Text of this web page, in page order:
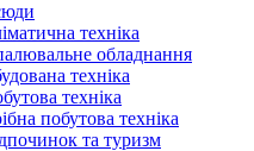
техніка
обладнання
техніка
техніка
побутова техніка
та туризм